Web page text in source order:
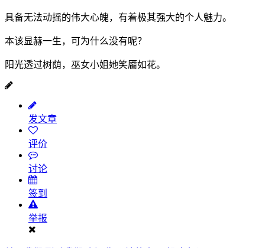
具备无法动摇的伟大心魄，有着极其强大的个人魅力。
本该显赫一生，可为什么没有呢？
阳光透过树荫，巫女小姐她笑靥如花。
发文章
评价
讨论
签到
举报